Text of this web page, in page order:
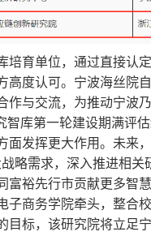
培育单位，通过直接认
高度认可。宁波海丝院
作与交流，为推动宁波
智库第一轮建设期满评
发挥更大作用。未来
略需求，深入推进相
裕先行市贡献更多智慧
子商务学院牵头，整合
目标，该研究院将立足